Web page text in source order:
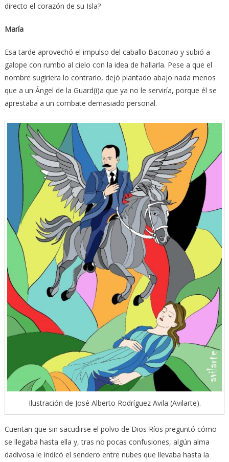
directo el corazón de su Isla?
María
Esa tarde aprovechó el impulso del caballo Baconao y subió a
galope con rumbo al cielo con la idea de hallarla. Pese a que el
nombre sugiriera lo contrario, dejó plantado abajo nada menos
que a un Ángel de la Guard(i)a que ya no le serviría, porque él se
aprestaba a un combate demasiado personal.
Ilustración de José Alberto Rodríguez Avila (Avilarte).
Cuentan que sin sacudirse el polvo de Dios Ríos preguntó cómo
se llegaba hasta ella y, tras no pocas confusiones, algún alma
dadivosa le indicó el sendero entre nubes que llevaba hasta la